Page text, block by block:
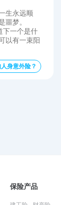
生永远顺
噩梦。
下一个是什
以有一束阳
身意外险？
保险产品